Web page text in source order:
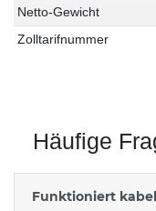
Netto-Gewicht
Zolltarifnummer
Häufige
Funktioniert